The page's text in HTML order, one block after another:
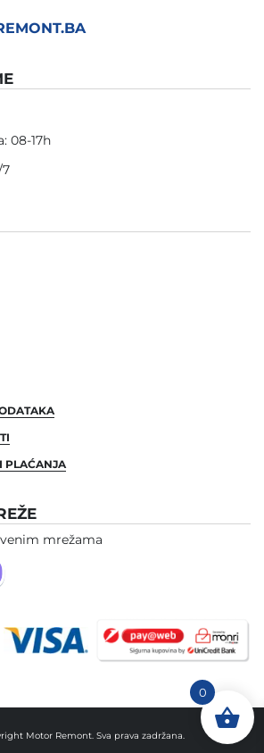
08-17h
PLAĆANJA
mrežama
Motor Remont. Sva prava zadržana.
0